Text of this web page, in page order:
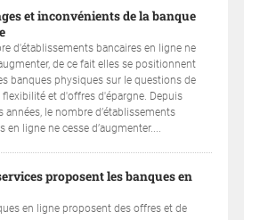
et inconvénients de la banque
d'établissements bancaires en ligne ne
de ce fait elles se positionnent
banques physiques sur le questions de
flexibilité et d'offres d'épargne. Depuis
années, le nombre d’établissements
en ligne ne cesse d’augmenter....
proposent les banques en
en ligne proposent des offres et de